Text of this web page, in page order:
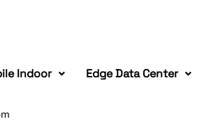
Indoor Edge Data Center